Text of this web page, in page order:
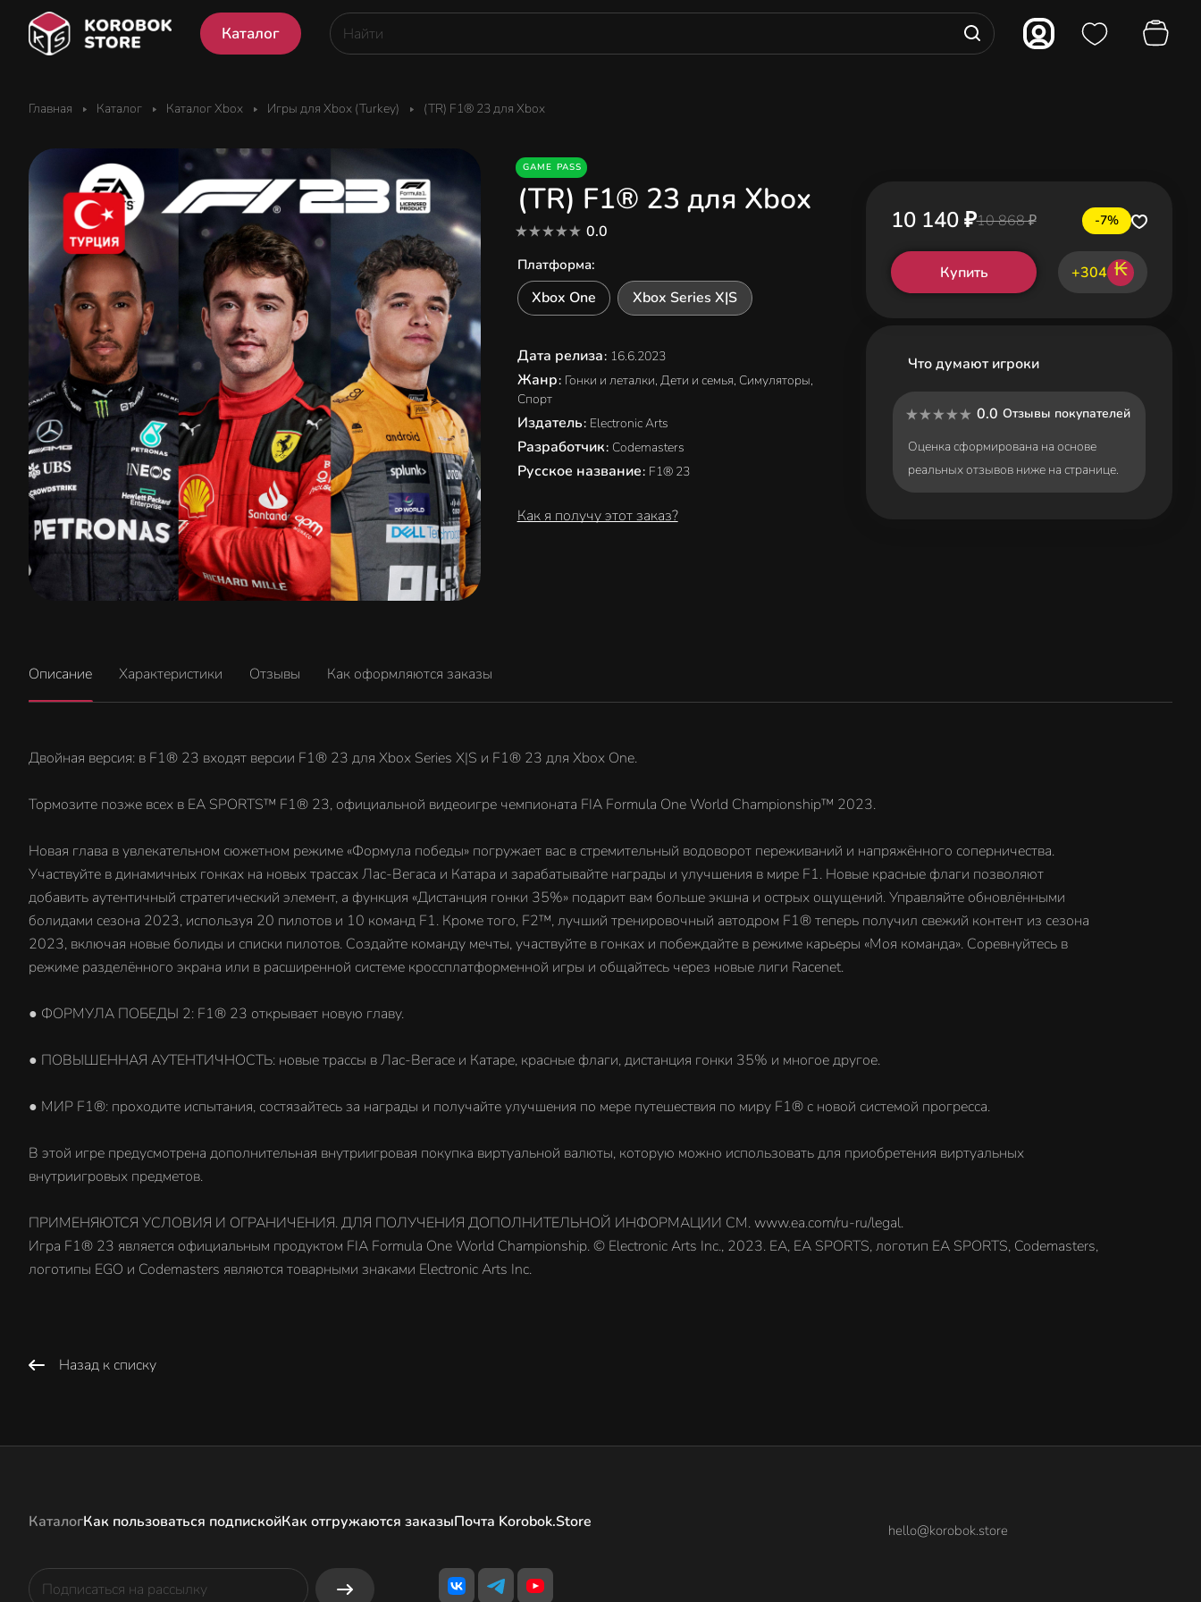
Каталог
Главная Каталог Каталог Xbox Игры для Xbox (Turkey) (TR) F1® 23 для Xbox
GAME PASS
(TR) F1® 23 для Xbox
0.0
Платформа:
Xbox One Xbox Series X|S
Дата релиза: 16.6.2023
Жанр: Гонки и леталки, Дети и семья, Симуляторы,
Спорт
Издатель: Electronic Arts
Разработчик: Codemasters
Русское название: F1® 23
Как я получу этот заказ?
10 140 ₽10 868 ₽ -7%
Купить +304 ₭
Что думают игроки
0.0 Отзывы покупателей
Оценка сформирована на основе
реальных отзывов ниже на странице.
Описание Характеристики Отзывы Как оформляются заказы
Двойная версия: в F1® 23 входят версии F1® 23 для Xbox Series X|S и F1® 23 для Xbox One.
Тормозите позже всех в EA SPORTS™ F1® 23, официальной видеоигре чемпионата FIA Formula One World Championship™ 2023.
Новая глава в увлекательном сюжетном режиме «Формула победы» погружает вас в стремительный водоворот переживаний и напряжённого соперничества.
Участвуйте в динамичных гонках на новых трассах Лас-Вегаса и Катара и зарабатывайте награды и улучшения в мире F1. Новые красные флаги позволяют
добавить аутентичный стратегический элемент, а функция «Дистанция гонки 35%» подарит вам больше экшна и острых ощущений. Управляйте обновлёнными
болидами сезона 2023, используя 20 пилотов и 10 команд F1. Кроме того, F2™, лучший тренировочный автодром F1® теперь получил свежий контент из сезона
2023, включая новые болиды и списки пилотов. Создайте команду мечты, участвуйте в гонках и побеждайте в режиме карьеры «Моя команда». Соревнуйтесь в
режиме разделённого экрана или в расширенной системе кроссплатформенной игры и общайтесь через новые лиги Racenet.
● ФОРМУЛА ПОБЕДЫ 2: F1® 23 открывает новую главу.
● ПОВЫШЕННАЯ АУТЕНТИЧНОСТЬ: новые трассы в Лас-Вегасе и Катаре, красные флаги, дистанция гонки 35% и многое другое.
● МИР F1®: проходите испытания, состязайтесь за награды и получайте улучшения по мере путешествия по миру F1® с новой системой прогресса.
В этой игре предусмотрена дополнительная внутриигровая покупка виртуальной валюты, которую можно использовать для приобретения виртуальных
внутриигровых предметов.
ПРИМЕНЯЮТСЯ УСЛОВИЯ И ОГРАНИЧЕНИЯ. ДЛЯ ПОЛУЧЕНИЯ ДОПОЛНИТЕЛЬНОЙ ИНФОРМАЦИИ СМ. www.ea.com/ru-ru/legal.
Игра F1® 23 является официальным продуктом FIA Formula One World Championship. © Electronic Arts Inc., 2023. EA, EA SPORTS, логотип EA SPORTS, Codemasters,
логотипы EGO и Codemasters являются товарными знаками Electronic Arts Inc.
Назад к списку
КаталогКак пользоваться подпискойКак отгружаются заказыПочта Korobok.Store hello@korobok.store